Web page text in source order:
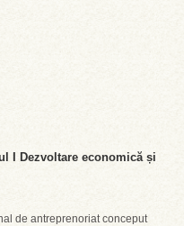
I Dezvoltare economică și
de antreprenoriat conceput